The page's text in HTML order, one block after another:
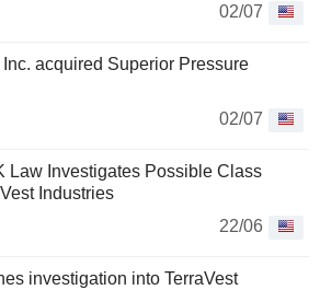
02/07
acquired Superior Pressure
02/07
Law Investigates Possible Class
Industries
22/06
investigation into TerraVest